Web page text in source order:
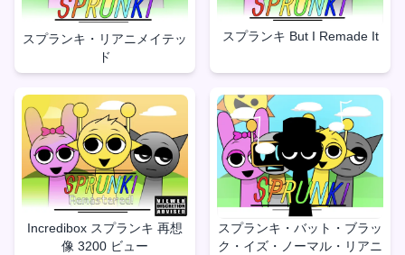
スプランキ・リアニメイテッ
ド
スプランキ But I Remade It
Incredibox スプランキ 再想
像 3200 ビュー
スプランキ・バット・ブラッ
ク・イズ・ノーマル・リアニ